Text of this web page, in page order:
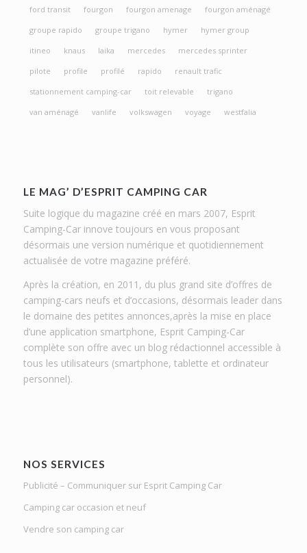
ford transit
fourgon fourgon amenage
fourgon aménagé
groupe rapido
groupe trigano hymer
hymer group
itineo
knaus laika mercedes
mercedes sprinter
pilote
profile profilé rapido
renault trafic
stationnement camping-car
toit relevable
trigano
van aménagé
vanlife volkswagen voyage westfalia
LE MAG’ D’ESPRIT CAMPING CAR
Suite logique du magazine créé en mars 2007, Esprit
Camping-Car innove toujours en vous proposant
désormais une version numérique et quotidiennement
actualisée de votre magazine préféré.
Après la création, en 2011, du plus grand site d’offres de
camping-cars neufs et d’occasions, désormais leader dans
le domaine des petites annonces,après la mise en place
d’une application smartphone, Esprit Camping-Car
complète son offre avec un blog rédactionnel accessible à
tous les utilisateurs (smartphone, tablette et ordinateur
personnel).
NOS SERVICES
Publicité – Communiquer sur Esprit Camping Car
Camping car occasion et neuf
Vendre son camping car